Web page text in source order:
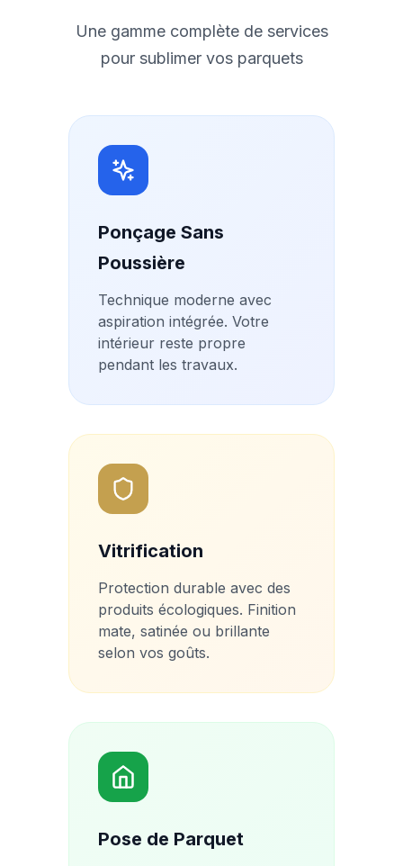
Une gamme complète de services
pour sublimer vos parquets
Ponçage Sans
Poussière
Technique moderne avec
aspiration intégrée. Votre
intérieur reste propre
pendant les travaux.
Vitrification
Protection durable avec des
produits écologiques. Finition
mate, satinée ou brillante
selon vos goûts.
Pose de Parquet